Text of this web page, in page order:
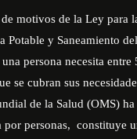
motivos de la Ley para
Potable y Saneamiento
persona necesita
se cubran sus
de la Salud (OMS) ha
por personas, constituye